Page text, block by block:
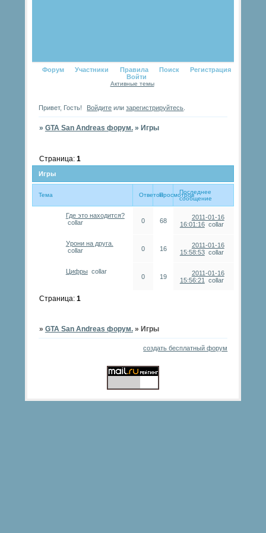
Форум Участники Правила Поиск
Регистрация
Войти
Активные темы
Привет, Гость! Войдите илизарегистрируйтесь
» GTA San Andreas форум. » Игры
Игры
Страница: 1
Тема ОтветовПросмотровПоследнее
сообщение
Где это находится?
collar
0 68
2011-01-16
16:01:16 collar
Урони на друга.
collar
0 16
2011-01-16
15:58:53 collar
Цифры collar
0 19
2011-01-16
15:56:21
collar
Страница: 1
» GTA San Andreas форум. » Игры
создать бесплатный форум